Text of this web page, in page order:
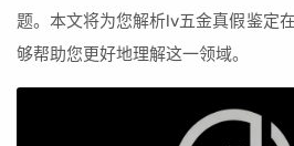
题。本文将为您解析lv五金真假鉴定
够帮助您更好地理解这一领域。